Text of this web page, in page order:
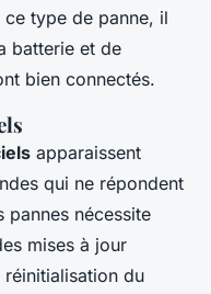
type de panne, il
batterie et de
bien connectés.
apparaissent
qui ne répondent
pannes nécessite
mises à jour
du